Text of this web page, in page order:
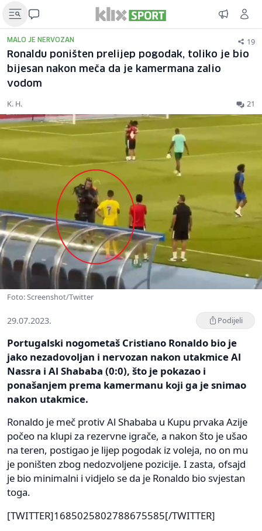
MALO JE NERVOZAN 19
Ronaldu poništen prelijep pogodak, toliko je bio
bijesan nakon meča da je kamermana zalio
vodom
K. H. 21
Foto: Screenshot/Twitter
29.07.2023. Podijeli
Portugalski nogometaš Cristiano Ronaldo bio je
jako nezadovoljan i nervozan nakon utakmice Al
Nassra i Al Shababa (0:0), što je pokazao i
ponašanjem prema kamermanu koji ga je snimao
nakon utakmice.
Ronaldo je meč protiv Al Shababa u Kupu prvaka Azije
počeo na klupi za rezervne igrače, a nakon što je ušao
na teren, postigao je lijep pogodak iz voleja, no on mu
je poništen zbog nedozvoljene pozicije. I zasta, ofsajd
je bio minimalni i vidjelo se da je Ronaldo bio svjestan
toga.
[TWITTER]1685025802788675585[/TWITTER]